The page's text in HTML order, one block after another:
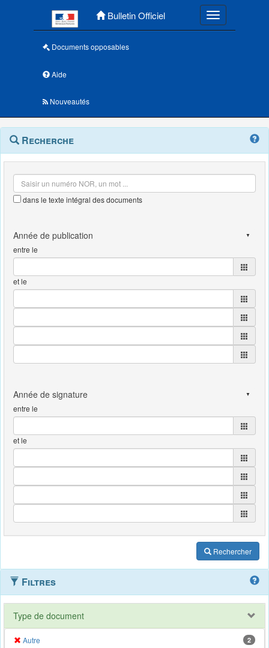
Bulletin Officiel Toggle
Documents opposables
Aide
Nouveautés
Navigation
outils
Menu
contextuel
Recherche
dans le texte intégral des documents
entre le
et le
entre le
et le
Rechercher
Filtres
Type de document
Autre 2